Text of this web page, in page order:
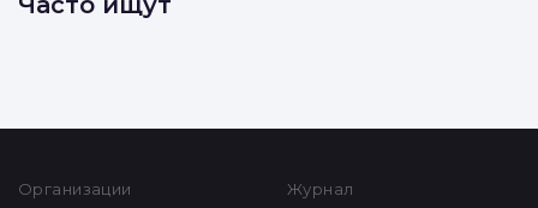
Организации
Журнал